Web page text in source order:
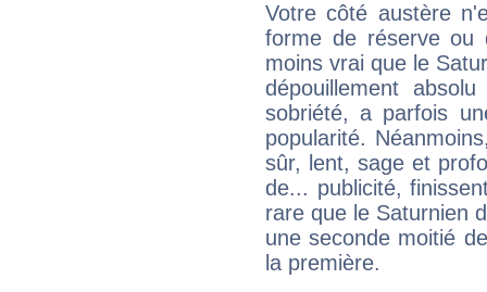
Votre côté austère
forme de réserve
moins vrai que le
dépouillement
sobriété, a parfois
popularité.
sûr, lent, sage et
de... publicité,
rare que le Saturnien
une seconde moitié
la première.